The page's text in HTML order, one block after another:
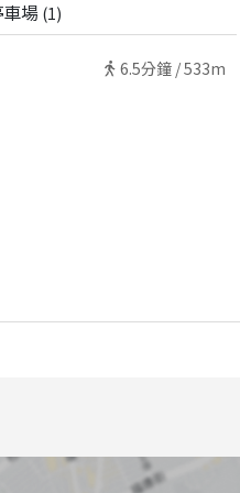
場 (1)
6.5分鐘 /533m